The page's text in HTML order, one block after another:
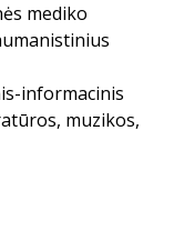
mediko
informacinis
muzikos,